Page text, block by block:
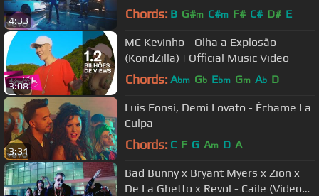
4:33 Chords: B G#m C#m F# C# D# E
3:08
MC Kevinho - Olha a Explosão
(KondZilla) | Official Music Video
Chords: Abm Gb Ebm Gm Ab D
3:31
Luis Fonsi, Demi Lovato - Échame La
Culpa
Chords: C F G Am D A
Bad Bunny x Bryant Myers x Zion x
De La Ghetto x Revol - Caile (Video